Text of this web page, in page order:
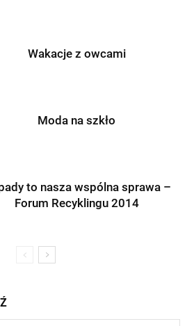
Wakacje z owcami
Moda na szkło
to nasza wspólna sprawa –
Forum Recyklingu 2014